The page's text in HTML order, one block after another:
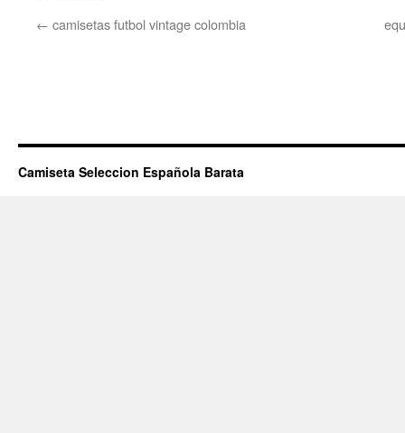
← camisetas futbol vintage colombia
Camiseta Seleccion Española Barata